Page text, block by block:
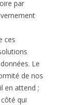
par
ces
Le
de nos
en attend ;
qui